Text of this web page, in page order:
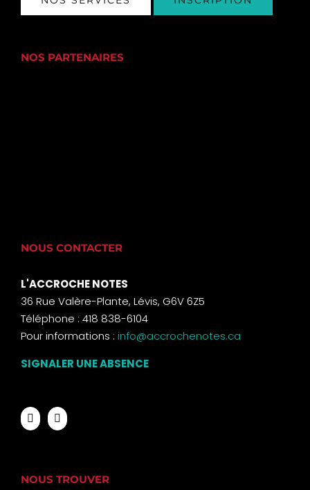
NOS PARTENAIRES
NOUS CONTACTER
L'ACCROCHE NOTES
36 Rue Valère-Plante, Lévis, G6V 6Z5
Téléphone : 418 838-6104
Pour informations : info@accrochenotes.ca
SIGNALER UNE ABSENCE
NOUS TROUVER